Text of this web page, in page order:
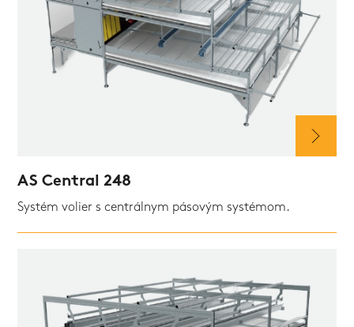
AS Central 248
Systém volier s centrálnym pásovým systémom.